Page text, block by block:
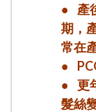
● 產
期，
常在
●
● 更
髮絲